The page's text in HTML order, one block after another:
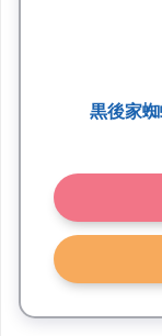
黒後家